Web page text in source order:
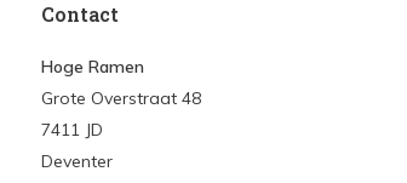
Contact
Hoge Ramen
Grote Overstraat 48
7411 JD
Deventer